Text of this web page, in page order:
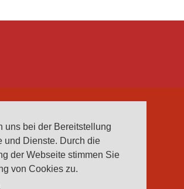
uns bei der Bereitstellung
und Dienste. Durch die
der Webseite stimmen Sie
von Cookies zu.